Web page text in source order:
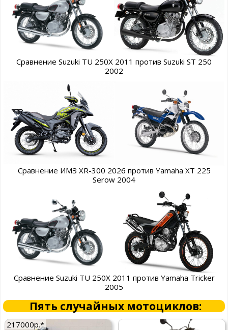
Сравнение Suzuki TU 250X 2011 против Suzuki ST 250
2002
Сравнение ИМЗ XR-300 2026 против Yamaha XT 225
Serow 2004
Сравнение Suzuki TU 250X 2011 против Yamaha Tricker
2005
Пять случайных мотоциклов:
217000р.*